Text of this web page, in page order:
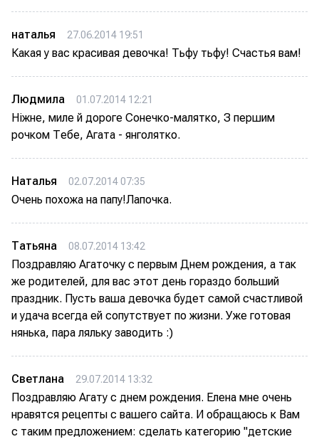
наталья 27.06.2014 19:51
Какая у вас красивая девочка! Тьфу тьфу! Счастья вам!
Людмила 01.07.2014 12:21
Ніжне, миле й дороге Сонечко-малятко, З першим
рочком Тебе, Агата - янголятко.
Наталья 02.07.2014 07:35
Очень похожа на папу!Лапочка.
Татьяна 08.07.2014 13:42
Поздравляю Агаточку с первым Днем рождения, а так
же родителей, для вас этот день гораздо больший
праздник. Пусть ваша девочка будет самой счастливой
и удача всегда ей сопутствует по жизни. Уже готовая
нянька, пара ляльку заводить :)
Светлана 29.07.2014 13:32
Поздравляю Агату с днем рождения. Елена мне очень
нравятся рецепты с вашего сайта. И обращаюсь к Вам
с таким предложением: сделать категорию "детские